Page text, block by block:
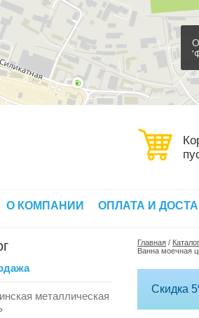
О КОМПАНИИ ОПЛАТА И
металлическая
Главная /
Ванна моечная
Скидка